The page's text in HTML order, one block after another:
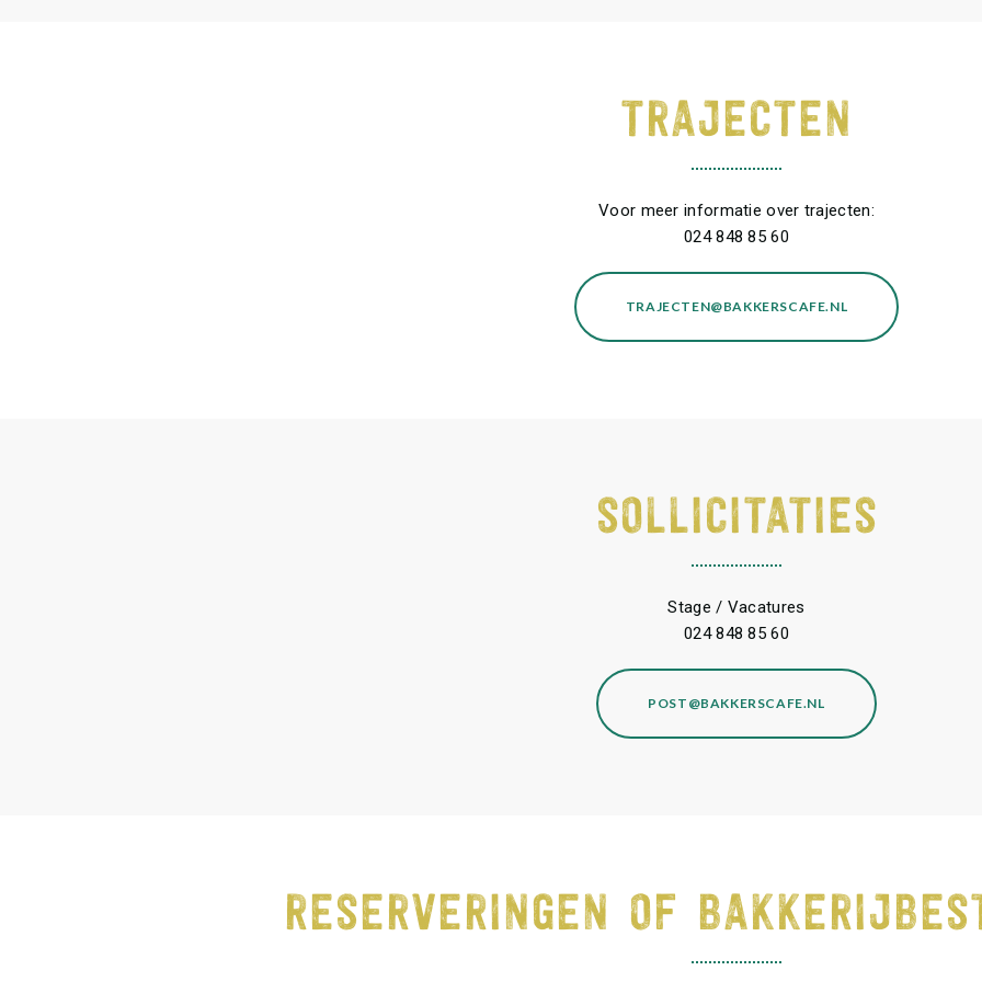
TRAJECTEN
Voor meer informatie over trajecten:
024 848 85 60
TRAJECTEN@BAKKERSCAFE.NL
SOLLICITATIES
Stage / Vacatures
024 848 85 60
POST@BAKKERSCAFE.NL
RESERVERINGEN OF